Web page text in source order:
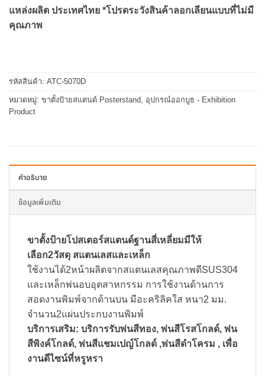
แหล่งผลิต ประเทศไทย *โปรดระวังสินค้าลอกเลียนแบบที่ไม่มี
คุณภาพ
รหัสสินค้า: ATC-5070D
หมวดหมู่: ขาตั้งป้ายสแตนด์ Posterstand
อุปกรณ์ออกบูธ - Exhibition
Product
คำอธิบาย
ข้อมูลเพิ่มเติม
ขาตั้งป้ายโปสเตอร์สแตนด์ฐานสี่เหลี่ยมมีให้
เลือก2วัสดุ สแตนเลสและเหล็ก
ใช้งานได้2หน้าผลิตจากสแตนเลสคุณภาพดีSUS304
และเหล็กพ่นอบอุตสาหกรรม การใช้งานด้านการ
สอดงานพิมพ์จากด้านบน มีอะคริลิคใส หนา2 มม.
จำนวน2แผ่นประกบงานพิมพ์
บริการเสริม: บริการรับพ่นสีทอง, พ่นสีโรสโกลด์, พ่น
สีพิงค์โกลด์, พ่นสีแชมเปญ์โกลด์ ,พ่นสีดำโครม , เพื่อ
งานดีไซน์ที่หรูหรา